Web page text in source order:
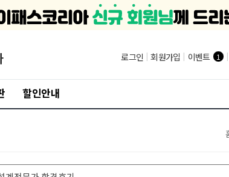
로그인 | 회원가입 | 이벤트 1 |
할인안내